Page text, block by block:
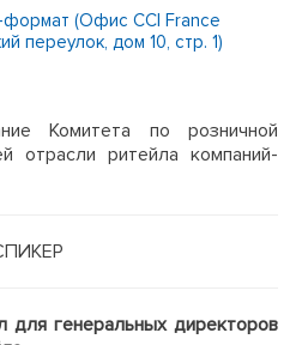
(Офис CCI France
переулок, дом 10, стр. 1)
Комитета по розничной
отрасли ритейла компаний-
для генеральных директоров